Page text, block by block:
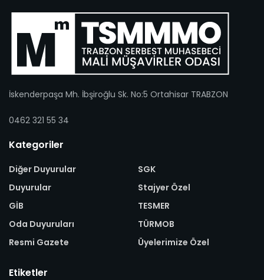
İskenderpaşa Mh. İbşiroğlu Sk. No:5 Ortahisar TRABZON
0462 321 55 34
Kategoriler
Diğer Duyurular
Duyurular
GİB
Oda Duyuruları
Resmi Gazete
SGK
Stajyer Özel
TESMER
TÜRMOB
Üyelerimize Özel
Etiketler